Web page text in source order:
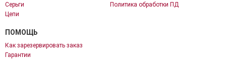
Серьги
Цепи
Политика обработки ПД
ПОМОЩЬ
Как зарезервировать заказ
Гарантии